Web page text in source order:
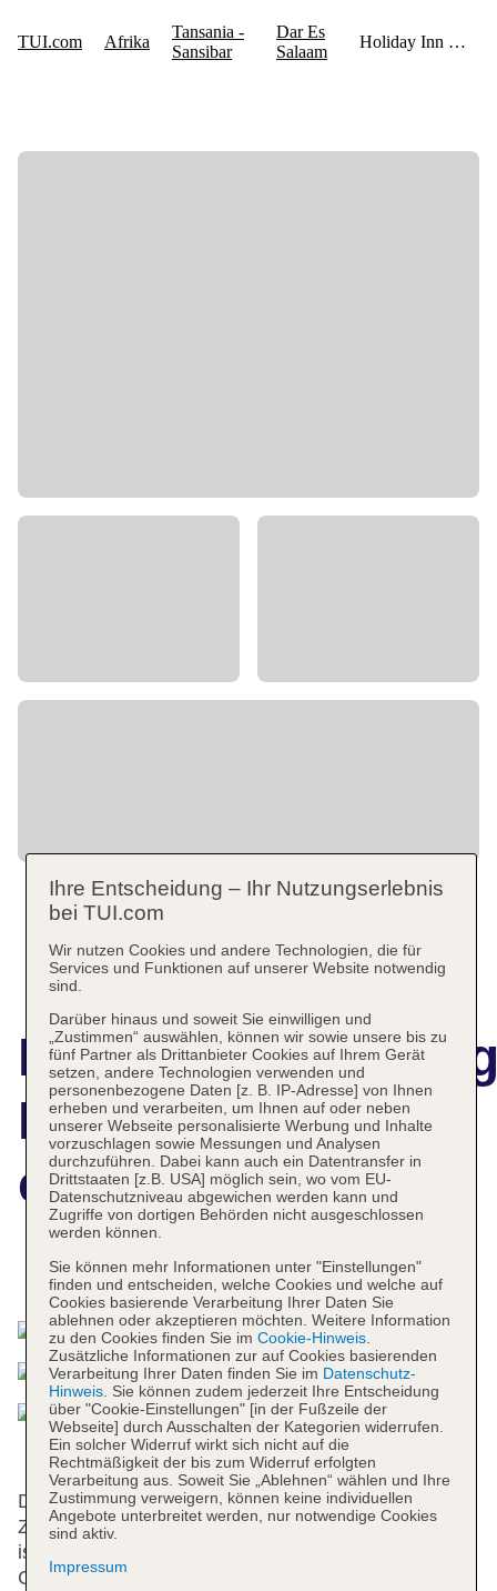
Holiday Inn Dar
es Salam
Das bietet Ihre Unterkunft
Das Hotel mit einem Aufzug verfügt über 124
Zimmer. Das freundliche Personal an der Rezeption
ist gerne bei allen Fragen behilflich. Eine
Gepäckaufbewahrung, ein Safe, eine Wechselstube
Ihre Entscheidung – Ihr Nutzungserlebnis
bei TUI.com
Wir nutzen Cookies und andere Technologien, die für
Services und Funktionen auf unserer Website notwendig
sind.
Darüber hinaus und soweit Sie einwilligen und
„Zustimmen“ auswählen, können wir sowie unsere bis zu
fünf Partner als Drittanbieter Cookies auf Ihrem Gerät
setzen, andere Technologien verwenden und
personenbezogene Daten [z. B. IP-Adresse] von Ihnen
erheben und verarbeiten, um Ihnen auf oder neben
unserer Webseite personalisierte Werbung und Inhalte
vorzuschlagen sowie Messungen und Analysen
durchzuführen. Dabei kann auch ein Datentransfer in
Drittstaaten [z.B. USA] möglich sein, wo vom EU-
Datenschutzniveau abgewichen werden kann und
Zugriffe von dortigen Behörden nicht ausgeschlossen
werden können.
Sie können mehr Informationen unter "Einstellungen"
finden und entscheiden, welche Cookies und welche auf
Cookies basierende Verarbeitung Ihrer Daten Sie
ablehnen oder akzeptieren möchten. Weitere Information
zu den Cookies finden Sie im Cookie-Hinweis.
Zusätzliche Informationen zur auf Cookies basierenden
Verarbeitung Ihrer Daten finden Sie im Datenschutz-
Hinweis. Sie können zudem jederzeit Ihre Entscheidung
über "Cookie-Einstellungen" [in der Fußzeile der
Webseite] durch Ausschalten der Kategorien widerrufen.
Ein solcher Widerruf wirkt sich nicht auf die
Rechtmäßigkeit der bis zum Widerruf erfolgten
Verarbeitung aus. Soweit Sie „Ablehnen“ wählen und Ihre
Zustimmung verweigern, können keine individuellen
Angebote unterbreitet werden, nur notwendige Cookies
sind aktiv.
Impressum